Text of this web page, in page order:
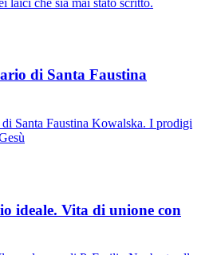
di Santa Faustina
Santa Faustina Kowalska. I prodigi
ideale. Vita di unione con